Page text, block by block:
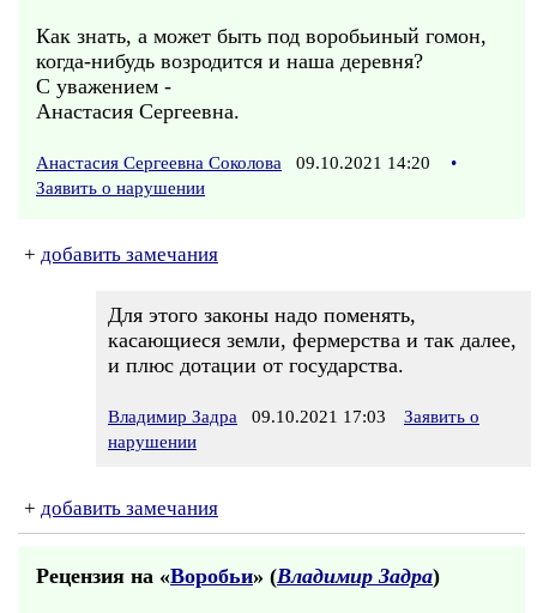
Как знать, а может быть под воробьиный гомон,
когда-нибудь возродится и наша деревня?
С уважением -
Анастасия Сергеевна.
Анастасия Сергеевна Соколова 09.10.2021 14:20
•
Заявить о нарушении
+ добавить замечания
Для этого законы надо поменять,
касающиеся земли, фермерства и так далее,
и плюс дотации от государства.
Владимир Задра 09.10.2021 17:03
Заявить о
нарушении
+ добавить замечания
Рецензия на «Воробьи» (Владимир Задра)